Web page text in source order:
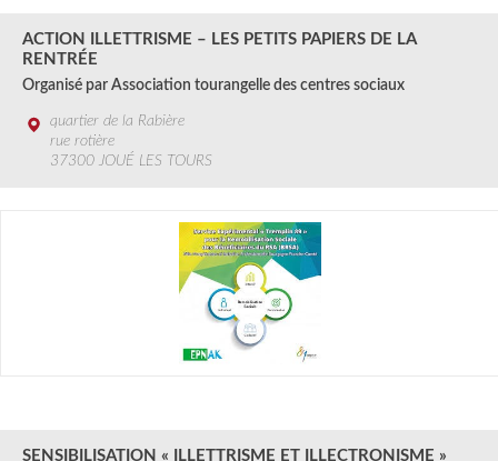
ACTION ILLETTRISME – LES PETITS PAPIERS DE LA
RENTRÉE
Organisé par Association tourangelle des centres sociaux
quartier de la Rabière
rue rotière
37300 JOUÉ LES TOURS
SENSIBILISATION « ILLETTRISME ET ILLECTRONISME »